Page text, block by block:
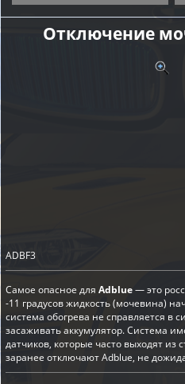
Отключение
ADBF3
Самое опасное для Adblue— это
-11 градусов жидкость (мочевина)
система обогрева не справляется в
засаживать аккумулятор. Система
датчиков, которые часто выходят из
заранее отключают Adblue, не